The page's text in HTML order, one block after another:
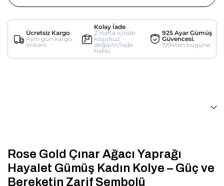
Ücretsiz Kargo
Aynı gün kargo
imkanı.
Kolay İade
2 Hafta içinde
koşulsuz
değişim/İade
hakkı
925 Ayar Gümüş
Güvencesi.
1994ten bugüne.
Rose Gold Çınar Ağacı Yaprağı
Hayalet Gümüş Kadın Kolye – Güç ve
Bereketin Zarif Sembolü